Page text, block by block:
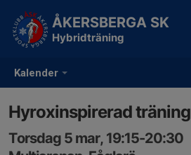
Kalender
ÅKERSBERGA SK
Hybridträning
Hyroxinspirerad träning
Torsdag 5 mar, 19:15-20:30